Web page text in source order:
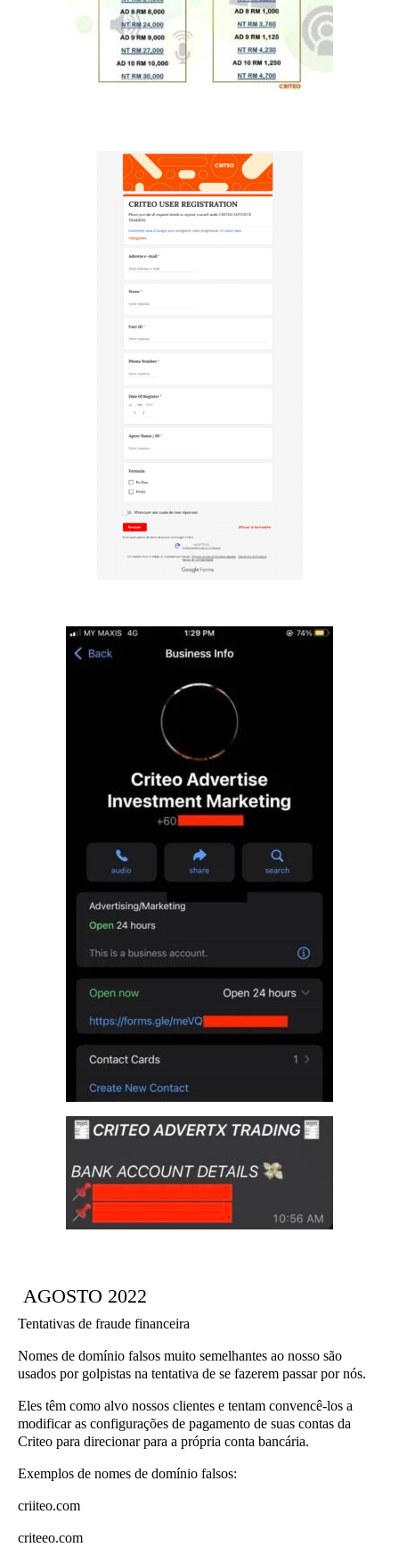
AGOSTO 2022
Tentativas de fraude financeira
Nomes de domínio falsos muito semelhantes ao nosso são
usados por golpistas na tentativa de se fazerem passar por nós.
Eles têm como alvo nossos clientes e tentam convencê-los a
modificar as configurações de pagamento de suas contas da
Criteo para direcionar para a própria conta bancária.
Exemplos de nomes de domínio falsos:
criiteo.com
criteeo.com